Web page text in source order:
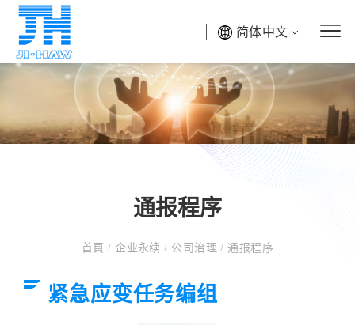
简体中文
通报程序
首頁/ 企业永续/ 公司治理/ 通报程序
紧急应变任务编组